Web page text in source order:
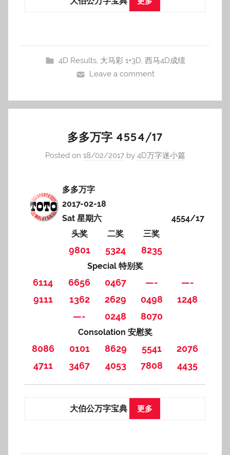
4D Results, 大马彩 1+3D,西马4D成绩
Leave a comment
多多万字 4554/17
Posted on 18/02/2017by 4D万字迷小篇
多多万字
2017-02-18
Sat 星期六
4554/17
头奖
二奖 三奖
9801 5324 8235
Special 特别奖
6114 6656 0467 —-
—-
9111
1362 2629 0498
1248
—-
0248 8070
Consolation 安慰奖
8086 0101 8629 5541
2076
4711
3467 4053 7808 4435
大伯公万字宝典 更多